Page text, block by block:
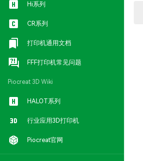
Hi系列
CR系列
打印机通用文档
FFF打印机常见问题
Piocreat 3D Wiki
HALOT系列
行业应用3D打印机
Piocreat官网